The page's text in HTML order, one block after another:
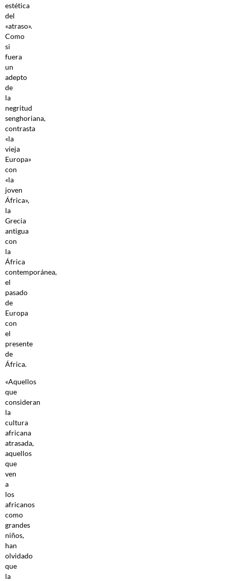
estética
del
«atraso».
Como
si
fuera
un
adepto
de
la
negritud
senghoriana,
contrasta
«la
vieja
Europa»
con
«la
joven
África»,
la
Grecia
antigua
con
la
África
contemporánea,
el
pasado
de
Europa
con
el
presente
de
África.
«Aquellos
que
consideran
la
cultura
africana
atrasada,
aquellos
que
ven
a
los
africanos
como
grandes
niños,
han
olvidado
que
la